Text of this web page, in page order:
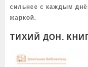
сильнее с каждым
жаркой.
ТИХИЙ ДОН.